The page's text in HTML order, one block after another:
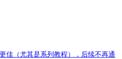
佳（尤其是系列教程），后续不再通